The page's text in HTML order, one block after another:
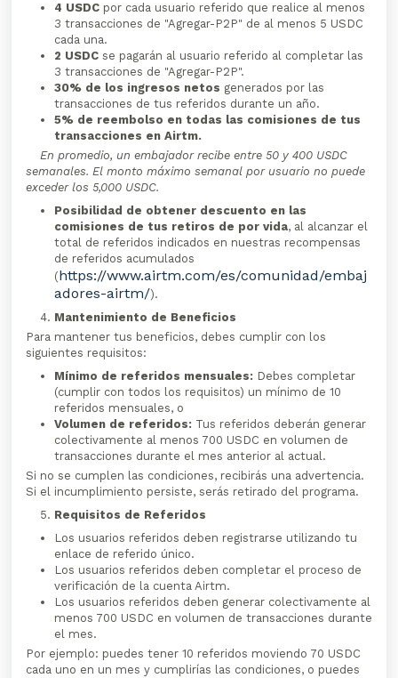
4 USDC por cada usuario referido que realice al menos
3 transacciones de "Agregar-P2P" de al menos 5 USDC
cada una.
2 USDC se pagarán al usuario referido al completar las
3 transacciones de "Agregar-P2P".
30% de los ingresos netos generados por las
transacciones de tus referidos durante un año.
5% de reembolso en todas las comisiones de tus
transacciones en Airtm.
En promedio, un embajador recibe entre 50 y 400 USDC
semanales. El monto máximo semanal por usuario no puede
exceder los 5,000 USDC.
Posibilidad de obtener descuento en las
comisiones de tus retiros de por vida, al alcanzar el
total de referidos indicados en nuestras recompensas
de referidos acumulados
(https://www.airtm.com/es/comunidad/embaj
adores-airtm/).
Mantenimiento de Beneficios
Para mantener tus beneficios, debes cumplir con los
siguientes requisitos:
Mínimo de referidos mensuales: Debes completar
(cumplir con todos los requisitos) un mínimo de 10
referidos mensuales, o
Volumen de referidos: Tus referidos deberán generar
colectivamente al menos 700 USDC en volumen de
transacciones durante el mes anterior al actual.
Si no se cumplen las condiciones, recibirás una advertencia.
Si el incumplimiento persiste, serás retirado del programa.
Requisitos de Referidos
Los usuarios referidos deben registrarse utilizando tu
enlace de referido único.
Los usuarios referidos deben completar el proceso de
verificación de la cuenta Airtm.
Los usuarios referidos deben generar colectivamente al
menos 700 USDC en volumen de transacciones durante
el mes.
Por ejemplo: puedes tener 10 referidos moviendo 70 USDC
cada uno en un mes y cumplirías las condiciones, o puedes